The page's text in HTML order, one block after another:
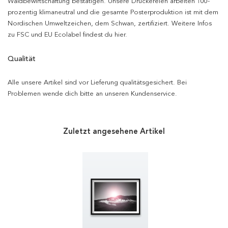
prozentig klimaneutral und die gesamte Posterproduktion ist mit dem
Nordischen Umweltzeichen, dem Schwan, zertifiziert. Weitere Infos
zu FSC und EU Ecolabel findest du hier.
Qualität
Alle unsere Artikel sind vor Lieferung qualitätsgesichert. Bei
Problemen wende dich bitte an unseren Kundenservice.
Zuletzt angesehene Artikel